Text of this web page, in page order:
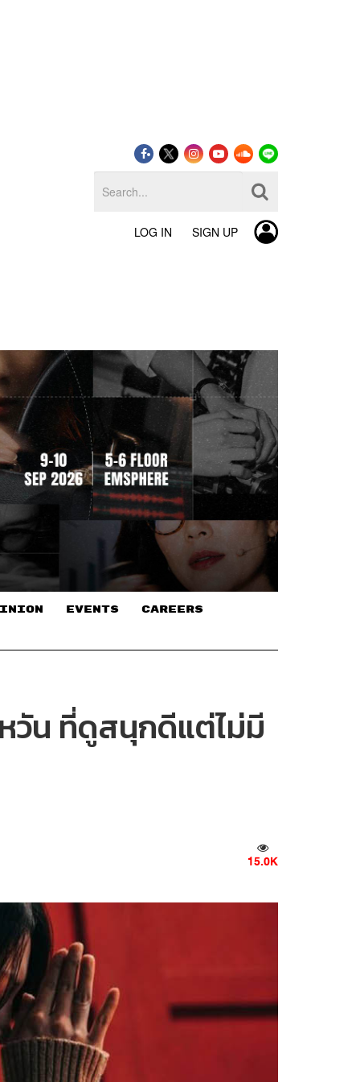
LOG IN SIGN UP
EVENTS CAREERS
วัน ที่ดูสนุกดีแต่ไม่มี
15.0K